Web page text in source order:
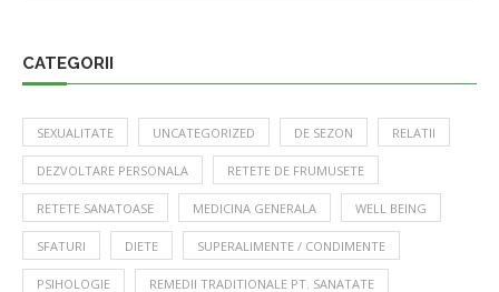
CATEGORII
SEXUALITATE UNCATEGORIZED DE SEZON RELATII
DEZVOLTARE PERSONALA RETETE DE FRUMUSETE
RETETE SANATOASE MEDICINA GENERALA WELL BEING
SFATURI DIETE SUPERALIMENTE / CONDIMENTE
PSIHOLOGIE REMEDII TRADITIONALE PT. SANATATE